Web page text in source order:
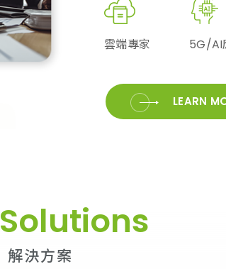
雲端專家 5G/AI
LEARN
Solutions
解決方案